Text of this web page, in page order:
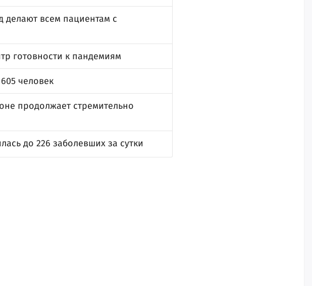
делают всем пациентам с
готовности к пандемиям
человек
продолжает стремительно
до 226 заболевших за сутки